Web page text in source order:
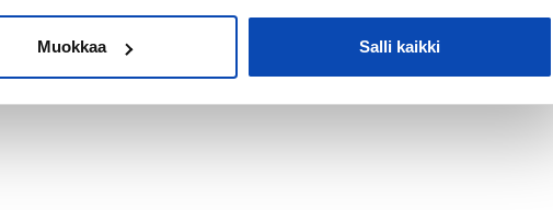
Muokkaa Salli kaikki